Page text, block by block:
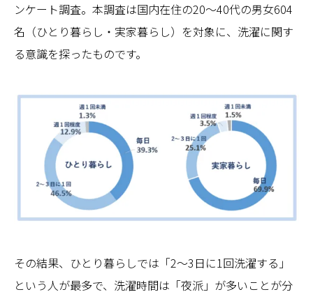
ンケート調査。本調査は国内在住の20〜40代の男女604
名（ひとり暮らし・実家暮らし）を対象に、洗濯に関す
る意識を探ったものです。
その結果、ひとり暮らしでは「2～3日に1回洗濯する」
という人が最多で、洗濯時間は「夜派」が多いことが分